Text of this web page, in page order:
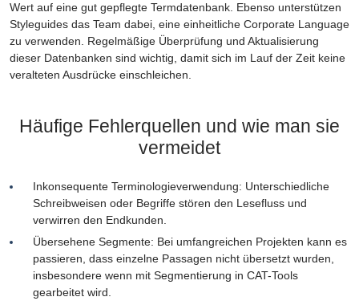
Wert auf eine gut gepflegte Termdatenbank. Ebenso unterstützen
Styleguides das Team dabei, eine einheitliche Corporate Language
zu verwenden. Regelmäßige Überprüfung und Aktualisierung
dieser Datenbanken sind wichtig, damit sich im Lauf der Zeit keine
veralteten Ausdrücke einschleichen.
Häufige Fehlerquellen und wie man sie
vermeidet
Inkonsequente Terminologieverwendung: Unterschiedliche
Schreibweisen oder Begriffe stören den Lesefluss und
verwirren den Endkunden.
Übersehene Segmente: Bei umfangreichen Projekten kann es
passieren, dass einzelne Passagen nicht übersetzt wurden,
insbesondere wenn mit Segmentierung in CAT-Tools
gearbeitet wird.